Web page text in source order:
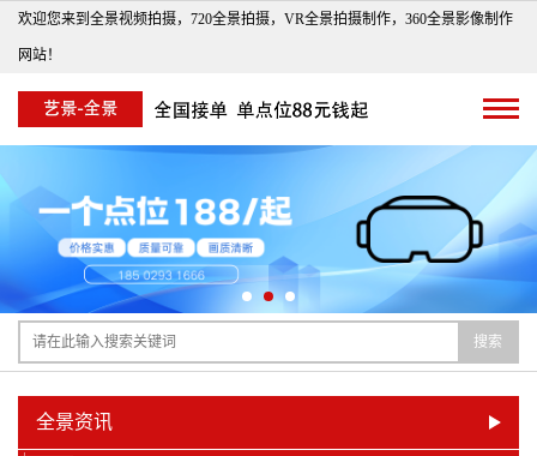
欢迎您来到全景视频拍摄，720全景拍摄，VR全景拍摄制作，360全景影像制作
网站！
搜索
全景资讯